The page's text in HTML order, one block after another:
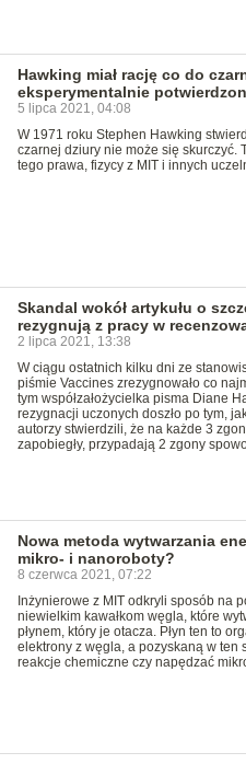
Hawking miał rację co do
eksperymentalnie
5 lipca 2021, 04:08
W 1971 roku Stephen Hawking
czarnej dziury nie może się skurczyć.
tego prawa, fizycy z MIT i innych
Skandal wokół artykułu o
rezygnują z pracy w
2 lipca 2021, 13:38
W ciągu ostatnich kilku dni ze
piśmie Vaccines zrezygnowało co
tym współzałożycielka pisma Diane
rezygnacji uczonych doszło po tym,
autorzy stwierdzili, że na każde 3
zapobiegły, przypadają 2 zgony
Nowa metoda wytwarzania
mikro- i nanoroboty?
8 czerwca 2021, 07:22
Inżynierowe z MIT odkryli sposób na
niewielkim kawałkom węgla, które
płynem, który je otacza. Płyn ten to
elektrony z węgla, a pozyskaną w ten
reakcje chemiczne czy napędzać